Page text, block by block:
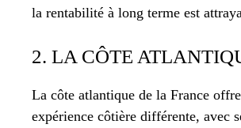
la rentabilité à long terme est
2. LA CÔTE
La côte atlantique de la France
expérience côtière différente, avec